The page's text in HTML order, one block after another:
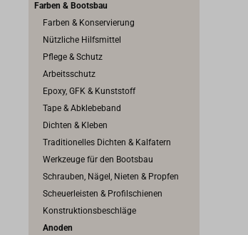
Farben & Bootsbau
Farben & Konservierung
Nützliche Hilfsmittel
Pflege & Schutz
Arbeitsschutz
Epoxy, GFK & Kunststoff
Tape & Abklebeband
Dichten & Kleben
Traditionelles Dichten & Kalfatern
Werkzeuge für den Bootsbau
Schrauben, Nägel, Nieten & Propfen
Scheuerleisten & Profilschienen
Konstruktionsbeschläge
Anoden